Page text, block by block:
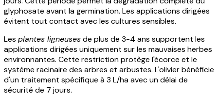
glyphosate avant la germination. Les applications dirigées
évitent tout contact avec les cultures sensibles.
Les plantes ligneusesde plus de 3-4 ans supportent les
applications dirigées uniquement sur les mauvaises herbes
environnantes. Cette restriction protège l'écorce et le
système racinaire des arbres et arbustes. L'olivier bénéficie
d'un traitement spécifique à 3 L/ha avec un délai de
sécurité de 7 jours.